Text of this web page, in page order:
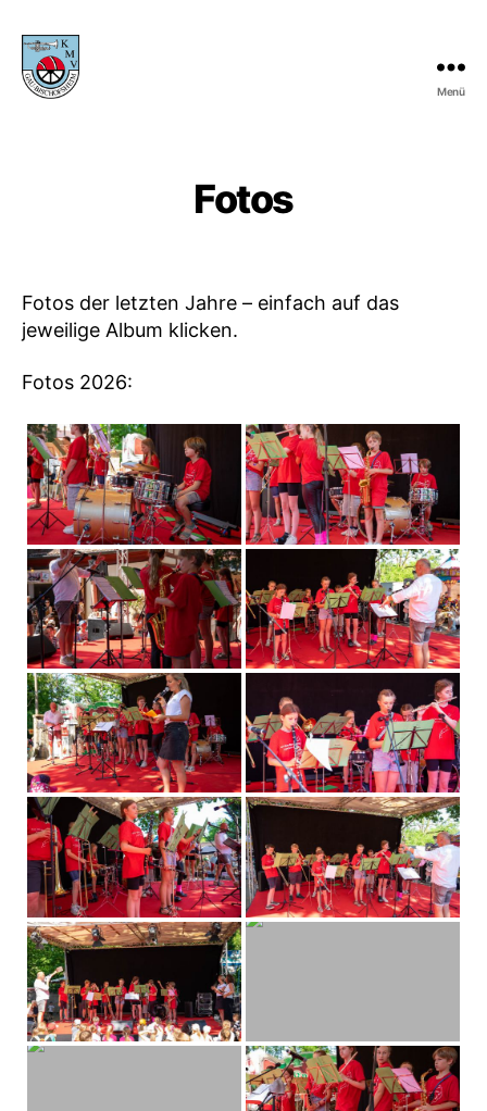
Menü
Fotos
Fotos der letzten Jahre – einfach auf das
jeweilige Album klicken.
Fotos 2026: